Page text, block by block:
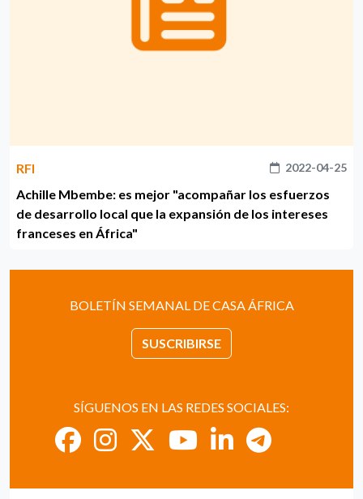
RFI 2022-04-25
Achille Mbembe: es mejor "acompañar los esfuerzos
de desarrollo local que la expansión de los intereses
franceses en África"
BOLETÍN SEMANAL DE CASA ÁFRICA
SUSCRIBIRSE
SÍGUENOS EN LAS REDES SOCIALES: